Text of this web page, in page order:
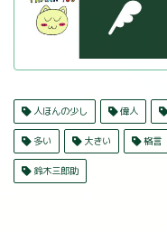
人ほんの少し 偉人
多い 大きい 格言
鈴木三郎助